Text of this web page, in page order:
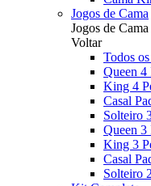
Jogos de Cama
Jogos de Cama
Voltar
Todos
Queen 4
King 4
Casal
Solteiro
Queen 3
King 3
Casal
Solteiro